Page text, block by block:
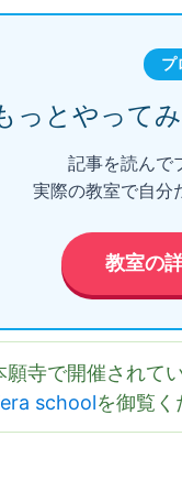
プ
っとやって
記事を読んで
実際の教室で自分
教室の
寺で開催されて
schoolを御覧く